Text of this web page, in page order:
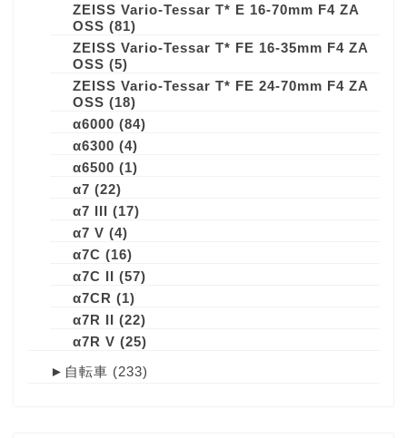
ZEISS Vario-Tessar T* E 16-70mm F4 ZA
OSS (81)
ZEISS Vario-Tessar T* FE 16-35mm F4 ZA
OSS (5)
ZEISS Vario-Tessar T* FE 24-70mm F4 ZA
OSS (18)
α6000 (84)
α6300 (4)
α6500 (1)
α7 (22)
α7 III (17)
α7 V (4)
α7C (16)
α7C II (57)
α7CR (1)
α7R II (22)
α7R V (25)
► 自転車 (233)